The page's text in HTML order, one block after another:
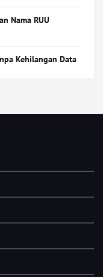
Nama RUU
Kehilangan Data